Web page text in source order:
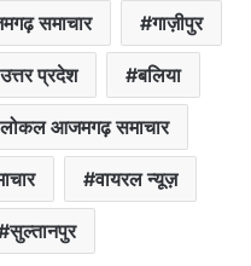
समाचार गाज़ीपुर
प्रदेश बलिया
लोकल आजमगढ़ समाचार
वायरल न्यूज़
सुल्तानपुर